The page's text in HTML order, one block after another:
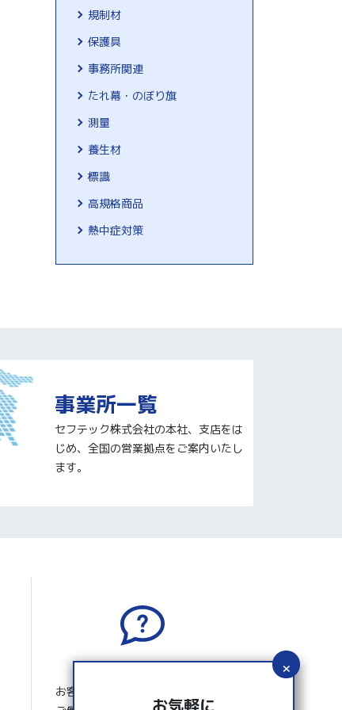
規制材
保護具
事務所関連
たれ幕・のぼり旗
測量
養生材
標識
高規格商品
熱中症対策
事業所一覧
セフテック株式会社の本社、支店をは
じめ、全国の営業拠点をご案内いたし
ます。
お客さまから寄せられたよくある
お気軽に